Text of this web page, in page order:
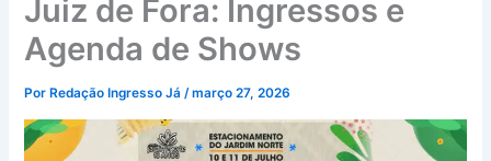
Juiz de Fora: Ingressos e
Agenda de Shows
Por Redação Ingresso Já/março 27, 2026